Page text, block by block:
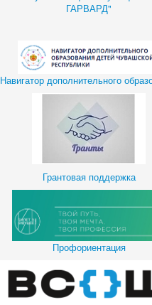
ГАРВАРД"
Навигатор дополнительного
Грантовая поддержка
Профориентация